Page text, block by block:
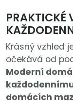
PRAKTICKÉ
Krásný vzhled
očekává od
Moderní
domácích